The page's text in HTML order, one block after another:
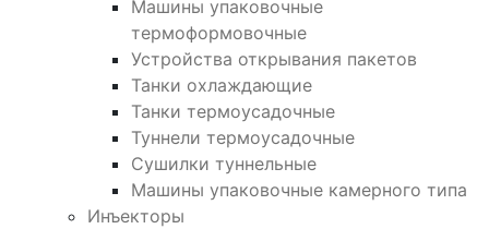
Машины упаковочные
термоформовочные
Устройства открывания пакетов
Танки охлаждающие
Танки термоусадочные
Туннели термоусадочные
Сушилки туннельные
Машины упаковочные камерного типа
Инъекторы